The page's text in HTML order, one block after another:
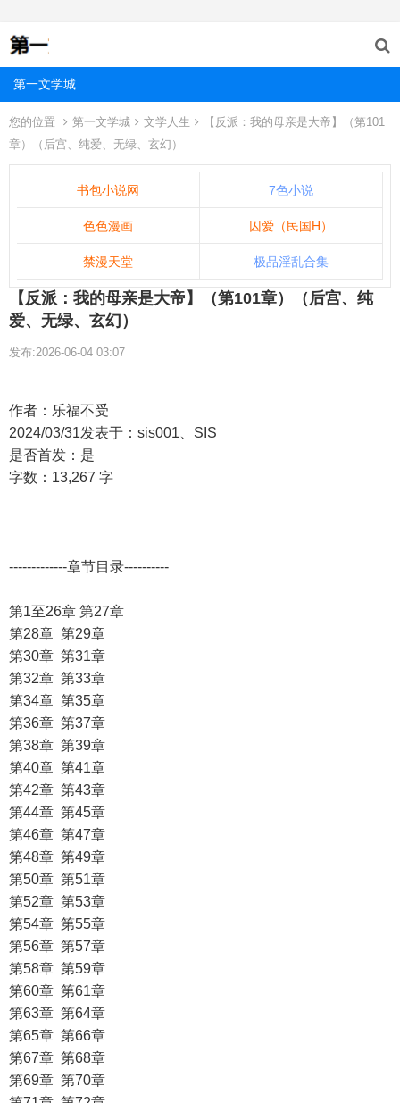
第一文学城
您的位置 第一文学城 文学人生
【反派：我的母亲是大帝】（第101
章）（后宫、纯爱、无绿、玄幻）
书包小说网 7色小说
色色漫画 囚爱（民国H）
禁漫天堂 极品淫乱合集
【反派：我的母亲是大帝】（第101章）（后宫、纯
爱、无绿、玄幻）
发布:2026-06-04 03:07
作者：乐福不受
2024/03/31发表于：sis001、SIS
是否首发：是
字数：13,267 字
-------------章节目录----------
第1至26章 第27章
第28章 第29章
第30章 第31章
第32章 第33章
第34章 第35章
第36章 第37章
第38章 第39章
第40章 第41章
第42章 第43章
第44章 第45章
第46章 第47章
第48章 第49章
第50章 第51章
第52章 第53章
第54章 第55章
第56章 第57章
第58章 第59章
第60章 第61章
第63章 第64章
第65章 第66章
第67章 第68章
第69章 第70章